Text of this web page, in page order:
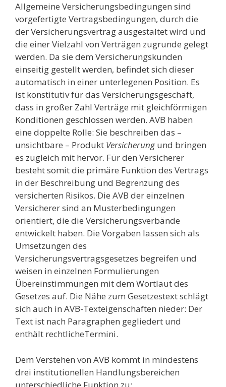
Allgemeine Versicherungsbedingungen sind
vorgefertigte Vertragsbedingungen, durch die
der Versicherungsvertrag ausgestaltet wird und
die einer Vielzahl von Verträgen zugrunde gelegt
werden. Da sie dem Versicherungskunden
einseitig gestellt werden, befindet sich dieser
automatisch in einer unterlegenen Position. Es
ist konstitutiv für das Versicherungsgeschäft,
dass in großer Zahl Verträge mit gleichförmigen
Konditionen geschlossen werden. AVB haben
eine doppelte Rolle: Sie beschreiben das –
unsichtbare – Produkt Versicherungund bringen
es zugleich mit hervor. Für den Versicherer
besteht somit die primäre Funktion des Vertrags
in der Beschreibung und Begrenzung des
versicherten Risikos. Die AVB der einzelnen
Versicherer sind an Musterbedingungen
orientiert, die die Versicherungsverbände
entwickelt haben. Die Vorgaben lassen sich als
Umsetzungen des
Versicherungsvertragsgesetzes begreifen und
weisen in einzelnen Formulierungen
Übereinstimmungen mit dem Wortlaut des
Gesetzes auf. Die Nähe zum Gesetzestext schlägt
sich auch in AVB-Texteigenschaften nieder: Der
Text ist nach Paragraphen gegliedert und
enthält rechtlicheTermini.
Dem Verstehen von AVB kommt in mindestens
drei institutionellen Handlungsbereichen
unterschiedliche Funktion zu: